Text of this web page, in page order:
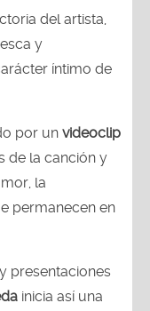
del artista,
y
íntimo de
por un videoclip
de la canción y
la
permanecen en
presentaciones
inicia así una